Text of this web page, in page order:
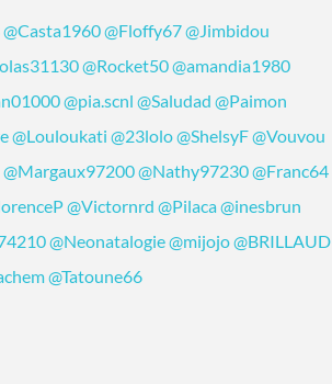
@Casta1960@Floffy67@Jimbidou
@Rocket50@amandia1980
@pia.scnl @Saludad @Paimon
@Louloukati @23lolo@ShelsyF@Vouvou
@Margaux97200@Nathy97230@Franc64
@Victornrd @Pilaca@inesbrun
@Neonatalogie@mijojo@BRILLAUD
@Tatoune66